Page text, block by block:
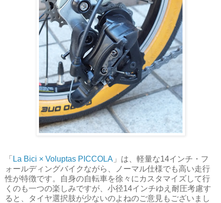
「 La Bici × Voluptas PICCOLA 」は、軽量な14インチ・フ
ォールディングバイクながら、ノーマル仕様でも高い走行
性が特徴です。自身の自転車を徐々にカスタマイズして行
くのも一つの楽しみですが、小径14インチゆえ耐圧考慮す
ると、タイヤ選択肢が少ないのよねのご意見もございまし